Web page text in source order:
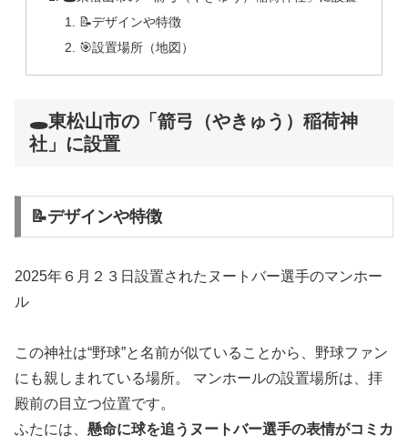
📝デザインや特徴
🎯設置場所（地図）
🕳東松山市の「箭弓（やきゅう）稲荷神
社」に設置
📝デザインや特徴
2025年６月２３日設置されたヌートバー選手のマンホー
ル
この神社は“野球”と名前が似ていることから、野球ファン
にも親しまれている場所。 マンホールの設置場所は、拝
殿前の目立つ位置です。
ふたには、 懸命に球を追うヌートバー選手の表情がコミカ